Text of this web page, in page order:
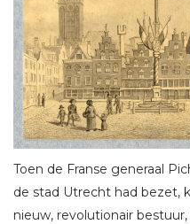
Toen de Franse generaal
de stad Utrecht had bezet,
nieuw, revolutionair